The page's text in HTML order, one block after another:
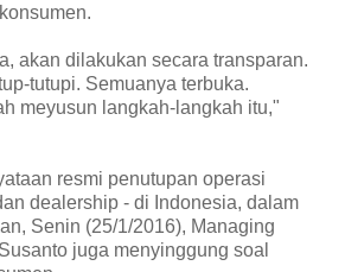
akan dilakukan secara transparan.
tutupi. Semuanya terbuka.
meyusun langkah-langkah itu,"
resmi penutupan operasi
dealership - di Indonesia, dalam
Senin (25/1/2016), Managing
juga menyinggung soal